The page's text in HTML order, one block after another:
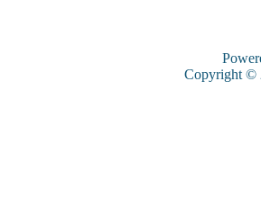
Copyright ©